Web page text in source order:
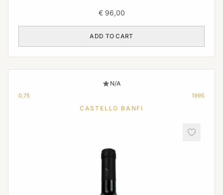
€96,00
ADD TO CART
N/A
0,75 1995
CASTELLO BANFI